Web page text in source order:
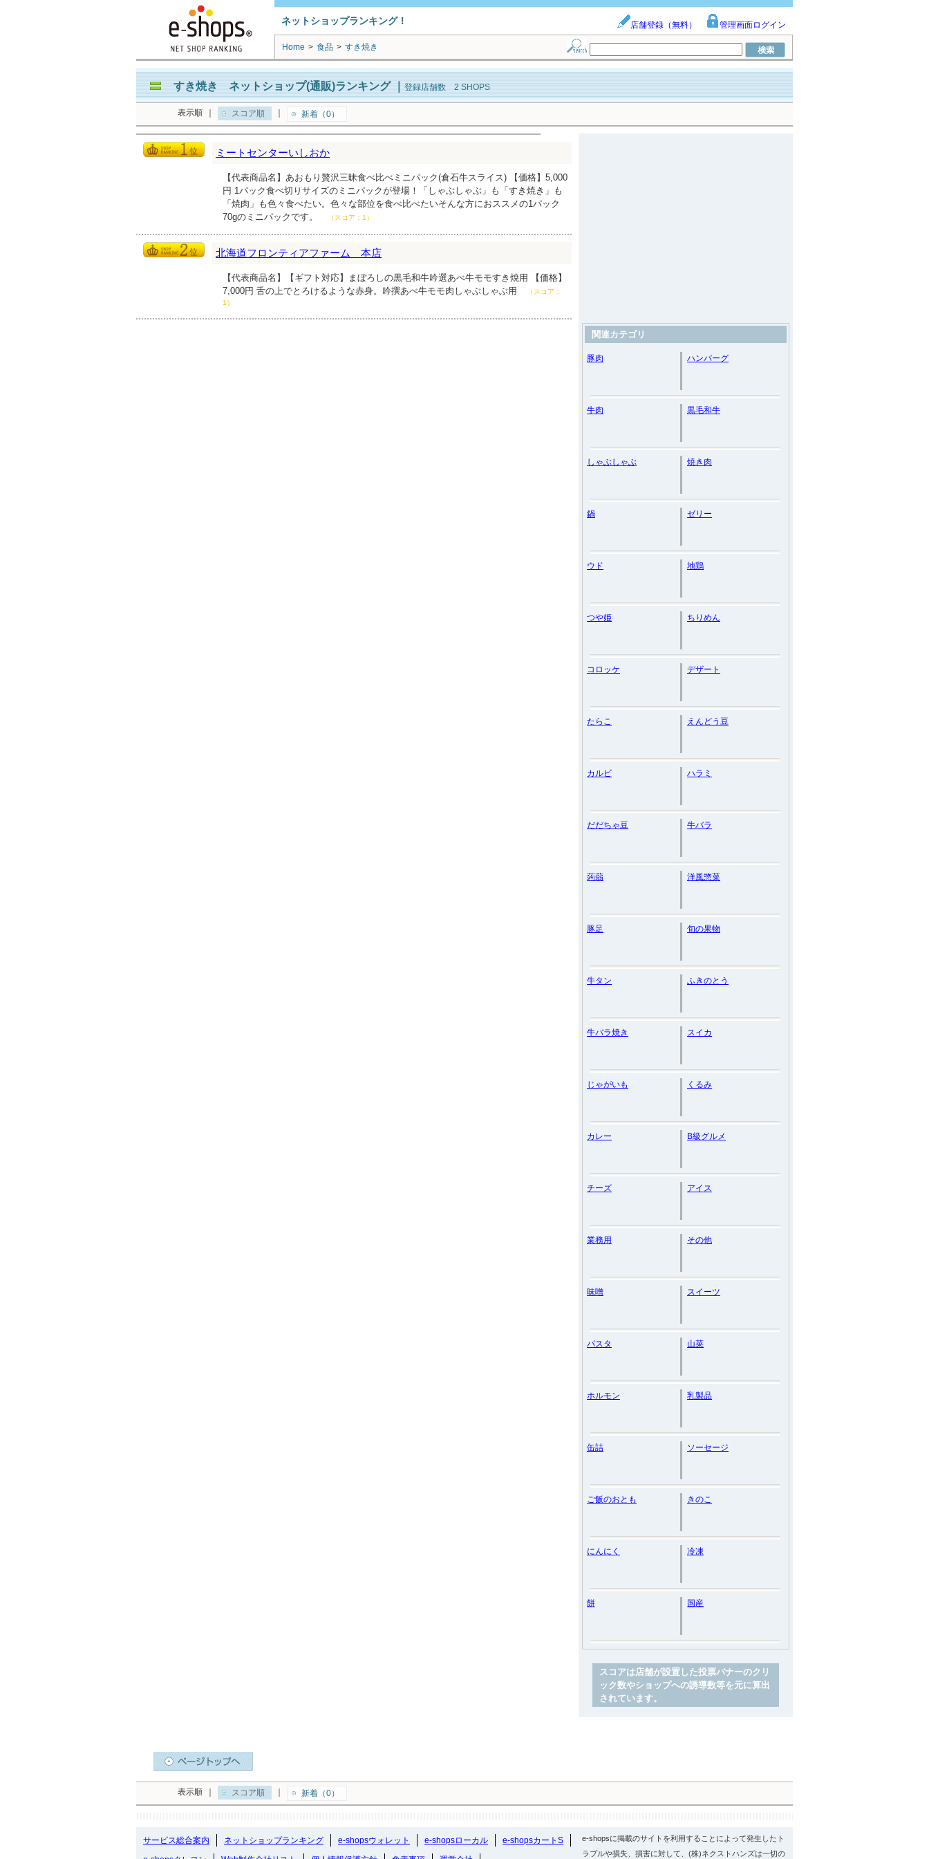
ネットショップランキング！ 店舗登録（無料） 管理画面ログイン
Home > 食品 > すき焼き
すき焼き ネットショップ(通販)ランキング｜ 登録店舗数 2 SHOPS
表示順 スコア順 新着（0）
ミートセンターいしおか
【代表商品名】あおもり贅沢三昧食べ比べミニパック(倉石牛スライス) 【価格】5,000
円 1パック食べ切りサイズのミニパックが登場！「しゃぶしゃぶ」も「すき焼き」も
「焼肉」も色々食べたい。色々な部位を食べ比べたいそんな方におススメの1パック
70gのミニパックです。
（スコア：1）
北海道フロンティアファーム 本店
【代表商品名】【ギフト対応】まぼろしの黒毛和牛吟選あべ牛モモすき焼用 【価格】
7,000円 舌の上でとろけるような赤身。吟撰あべ牛モモ肉しゃぶしゃぶ用
（スコア：
1）
関連カテゴリ
豚肉 ハンバーグ
牛肉 黒毛和牛
しゃぶしゃぶ 焼き肉
鍋 ゼリー
ウド 地鶏
つや姫 ちりめん
コロッケ デザート
たらこ えんどう豆
カルビ ハラミ
だだちゃ豆 牛バラ
蒟蒻 洋風惣菜
豚足 旬の果物
牛タン ふきのとう
牛バラ焼き スイカ
じゃがいも くるみ
カレー B級グルメ
チーズ アイス
業務用 その他
味噌 スイーツ
パスタ 山菜
ホルモン 乳製品
缶詰 ソーセージ
ご飯のおとも きのこ
にんにく 冷凍
餅 国産
スコアは店舗が設置した投票バナーのクリ
ック数やショップへの誘導数等を元に算出
されています。
表示順 スコア順 新着（0）
サービス総合案内 ネットショップランキング e-shopsウォレット e-shopsローカル
e-shopsカートS
e-shopsに掲載のサイトを利用することによって発生したト
ラブルや損失、損害に対して、(株)ネクストハンズは一切の